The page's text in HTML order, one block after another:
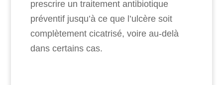
prescrire un traitement antibiotique
préventif jusqu’à ce que l’ulcère soit
complètement cicatrisé, voire au-delà
dans certains cas.